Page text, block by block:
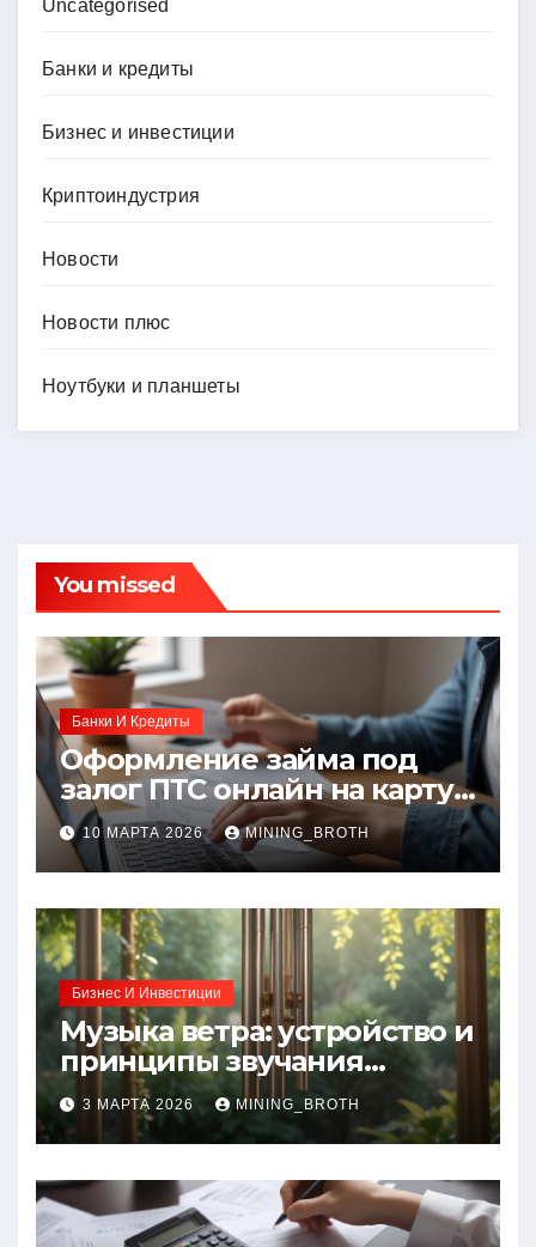
Uncategorised
Банки и кредиты
Бизнес и инвестиции
Криптоиндустрия
Новости
Новости плюс
Ноутбуки и планшеты
You missed
Банки И Кредиты
Оформление займа под
залог ПТС онлайн на карту
без визита в офис: порядок,
требования и документы
10 МАРТА 2026 MINING_BROTH
Бизнес И Инвестиции
Музыка ветра: устройство и
принципы звучания
колокольчиков
3 МАРТА 2026 MINING_BROTH